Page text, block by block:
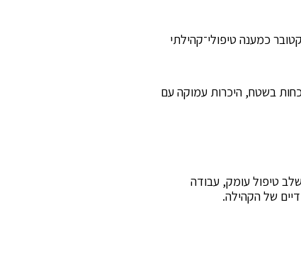
כמענה טיפולי־קהילתי
בשטח, היכרות עמוקה עם
טיפול עומק, עבודה
של הקהילה.